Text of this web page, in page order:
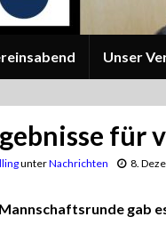
Unser
für
unterNachrichten 8.
gab